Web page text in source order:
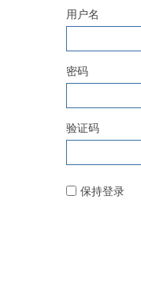
用户名
密码
验证码
保持登录